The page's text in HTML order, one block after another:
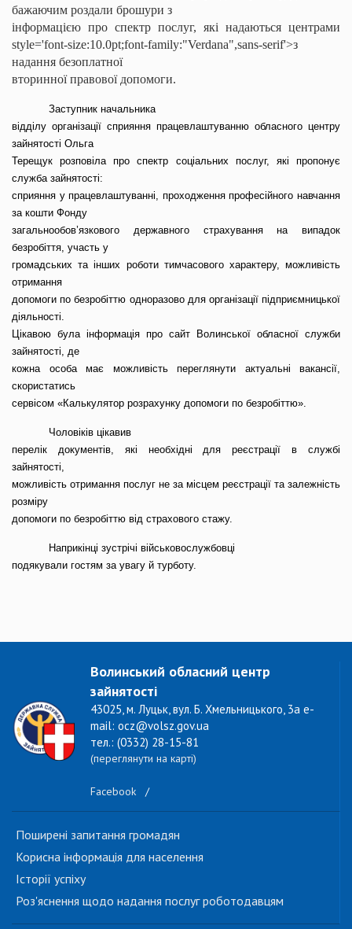
бажаючим роздали брошури з
інформацією про спектр послуг, які надаються центрами
style='font-size:10.0pt;font-family:"Verdana",sans-serif'>з
надання безоплатної
вторинної правової допомоги.
Заступник начальника
відділу організації сприяння працевлаштуванню обласного центру
зайнятості Ольга
Терещук розповіла про спектр соціальних послуг, які пропонує
служба зайнятості:
сприяння у працевлаштуванні, проходження професійного навчання
за кошти Фонду
загальнообов’язкового державного страхування на випадок
безробіття, участь у
громадських та інших роботи тимчасового характеру, можливість
отримання
допомоги по безробіттю одноразово для організації підприємницької
діяльності.
Цікавою була інформація про сайт Волинської обласної служби
зайнятості, де
кожна особа має можливість переглянути актуальні вакансії,
скористатись
сервісом «Калькулятор розрахунку допомоги по безробіттю».
Чоловіків цікавив
перелік документів, які необхідні для реєстрації в службі
зайнятості,
можливість отримання послуг не за місцем реєстрації та залежність
розміру
допомоги по безробіттю від страхового стажу.
Наприкінці зустрічі військовослужбовці
подякували гостям за увагу й турботу.
Волинський обласний центр
зайнятості
43025, м. Луцьк, вул. Б. Хмельницького, 3а e-
mail: ocz@volsz.gov.ua
тел.: (0332) 28-15-81
(переглянути на карті)
Facebook /
Поширені запитання громадян
Корисна інформація для населення
Історії успіху
Роз'яснення щодо надання послуг роботодавцям